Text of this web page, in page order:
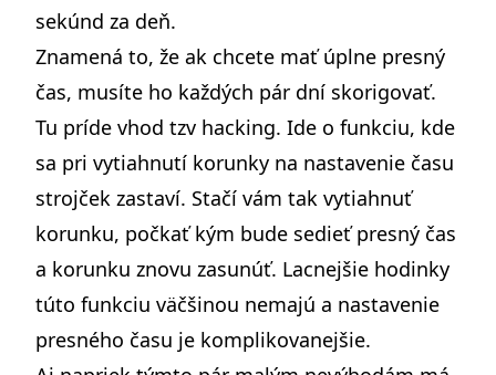
sekúnd za deň.
Znamená to, že ak chcete mať úplne presný
čas, musíte ho každých pár dní skorigovať.
Tu príde vhod tzv hacking. Ide o funkciu, kde
sa pri vytiahnutí korunky na nastavenie času
strojček zastaví. Stačí vám tak vytiahnuť
korunku, počkať kým bude sedieť presný čas
a korunku znovu zasunúť. Lacnejšie hodinky
túto funkciu väčšinou nemajú a nastavenie
presného času je komplikovanejšie.